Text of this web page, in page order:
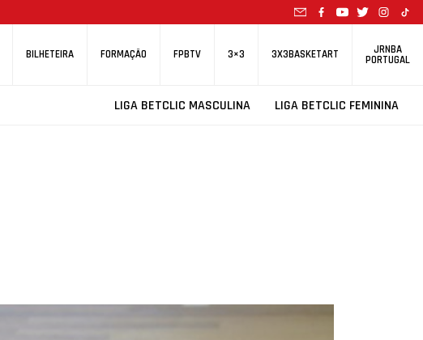
BILHETEIRA FORMAÇÃO FPBTV 3×3 3X3BASKETART JRNBA
PORTUGAL
LIGA BETCLIC MASCULINA LIGA BETCLIC FEMININA